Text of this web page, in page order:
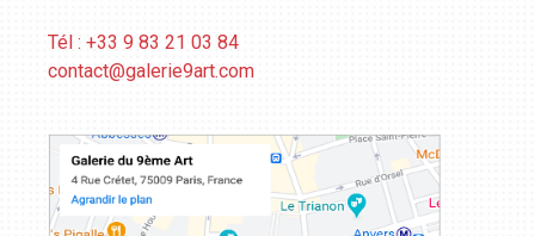
Tél : +33 9 83 21 03 84
contact@galerie9art.com